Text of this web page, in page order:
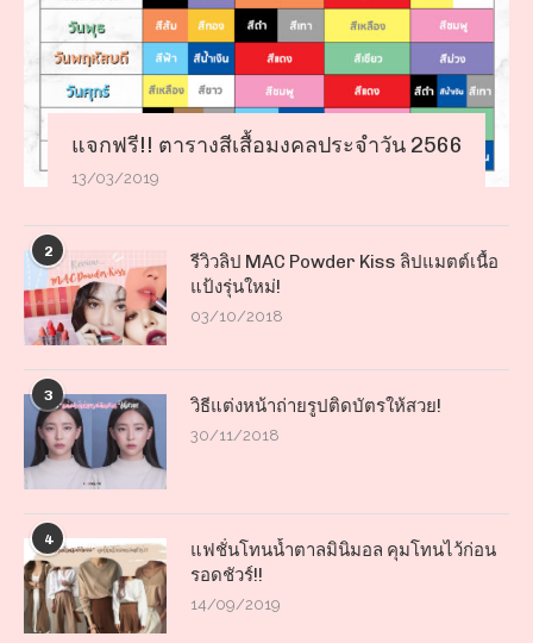
แจกฟรี!! ตารางสีเสื้อมงคลประจำวัน 2566
13/03/2019
2
รีวิวลิป MAC Powder Kiss ลิปแมตต์เนื้อ
แป้งรุ่นใหม่!
03/10/2018
3 วิธีแต่งหน้าถ่ายรูปติดบัตรให้สวย!
30/11/2018
4
แฟชั่นโทนน้ำตาลมินิมอล คุมโทนไว้ก่อน
รอดชัวร์!!
14/09/2019